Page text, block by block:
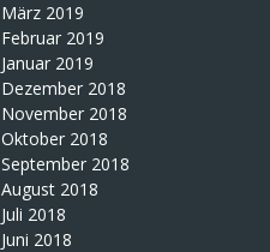
März 2019
Februar 2019
Januar 2019
Dezember 2018
November 2018
Oktober 2018
September 2018
August 2018
Juli 2018
Juni 2018